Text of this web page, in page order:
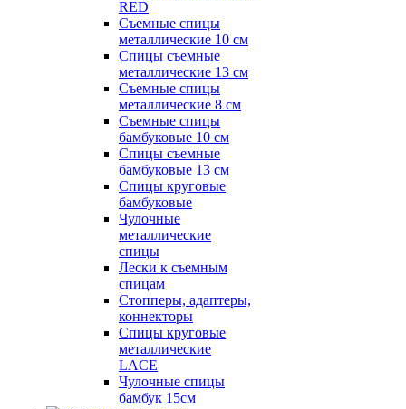
RED
Съемные спицы
металлические 10 см
Спицы съемные
металлические 13 см
Съемные спицы
металлические 8 см
Съемные спицы
бамбуковые 10 см
Спицы съемные
бамбуковые 13 см
Спицы круговые
бамбуковые
Чулочные
металлические
спицы
Лески к съемным
спицам
Стопперы, адаптеры,
коннекторы
Спицы круговые
металлические
LACE
Чулочные спицы
бамбук 15см